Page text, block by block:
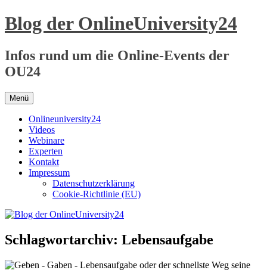
Zum
Inhalt
Blog der OnlineUniversity24
Infos rund um die Online-Events der
OU24
Menü
Onlineuniversity24
Videos
Webinare
Experten
Kontakt
Impressum
Datenschutzerklärung
Cookie-Richtlinie (EU)
Schlagwortarchiv: Lebensaufgabe